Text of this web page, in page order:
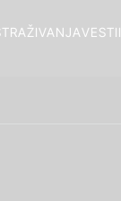
VESTI